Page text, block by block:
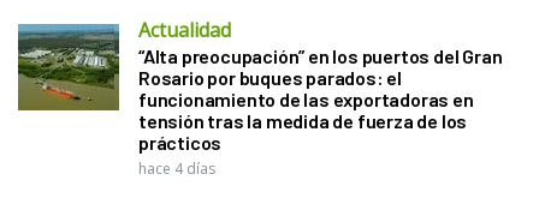
Actualidad
“Alta preocupación” en los puertos del Gran
Rosario por buques parados: el
funcionamiento de las exportadoras en
tensión tras la medida de fuerza de los
prácticos
hace 4 días